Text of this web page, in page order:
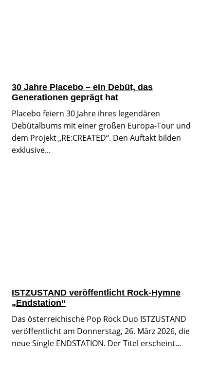
30 Jahre Placebo – ein Debüt, das
Generationen geprägt hat
Placebo feiern 30 Jahre ihres legendären
Debütalbums mit einer großen Europa-Tour und
dem Projekt „RE:CREATED“. Den Auftakt bilden
exklusive...
ISTZUSTAND veröffentlicht Rock-Hymne
„Endstation“
Das österreichische Pop Rock Duo ISTZUSTAND
veröffentlicht am Donnerstag, 26. März 2026, die
neue Single ENDSTATION. Der Titel erscheint...